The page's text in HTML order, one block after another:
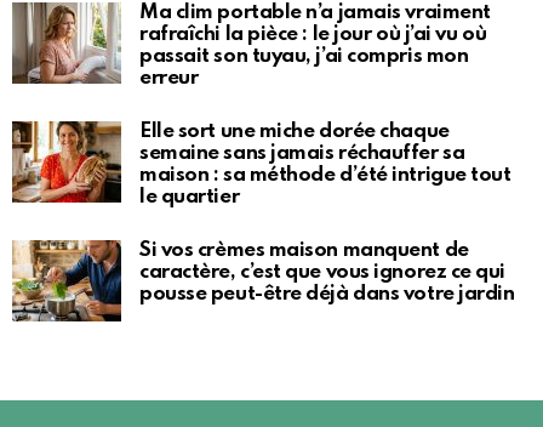
Ma clim portable n’a jamais vraiment
rafraîchi la pièce : le jour où j’ai vu où
passait son tuyau, j’ai compris mon
erreur
Elle sort une miche dorée chaque
semaine sans jamais réchauffer sa
maison : sa méthode d’été intrigue tout
le quartier
Si vos crèmes maison manquent de
caractère, c’est que vous ignorez ce qui
pousse peut-être déjà dans votre jardin